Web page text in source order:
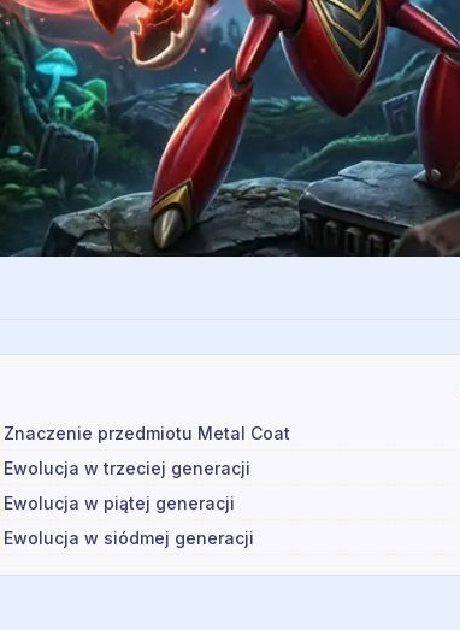
Znaczenie przedmiotu Metal Coat
Ewolucja w trzeciej generacji
Ewolucja w piątej generacji
Ewolucja w siódmej generacji